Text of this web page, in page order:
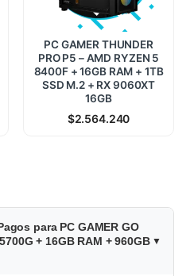
PC GAMER THUNDER
PRO P5 – AMD RYZEN 5
8400F + 16GB RAM + 1TB
SSD M.2 + RX 9060XT
16GB
$2.564.240
para PC GAMER GO
+ 16GB RAM + 960GB